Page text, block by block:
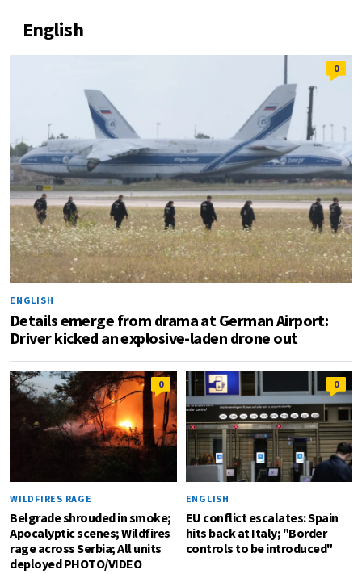
English
0
ENGLISH
Details emerge from drama at German Airport:
Driver kicked an explosive-laden drone out
0
WILDFIRES RAGE
Belgrade shrouded in smoke;
Apocalyptic scenes; Wildfires
rage across Serbia; All units
deployed PHOTO/VIDEO
0
ENGLISH
EU conflict escalates: Spain
hits back at Italy; "Border
controls to be introduced"